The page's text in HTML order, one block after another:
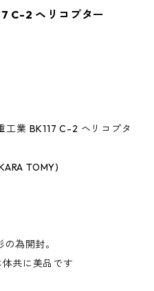
C-2 ヘリコプター
工業 BK117 C-2 ヘリコプタ
TOMY)
為開封。
共に美品です